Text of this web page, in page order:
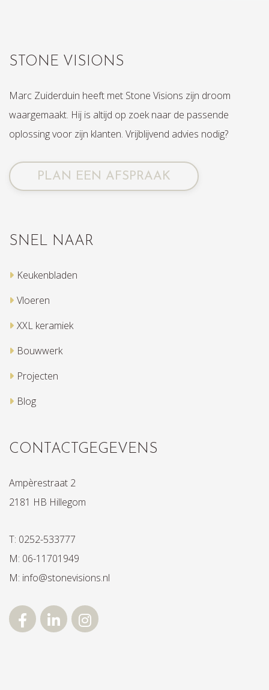
STONE VISIONS
Marc Zuiderduin heeft met Stone Visions zijn droom
waargemaakt. Hij is altijd op zoek naar de passende
oplossing voor zijn klanten. Vrijblijvend advies nodig?
PLAN EEN AFSPRAAK
SNEL NAAR
Keukenbladen
Vloeren
XXL keramiek
Bouwwerk
Projecten
Blog
CONTACTGEGEVENS
Ampèrestraat 2
2181 HB Hillegom
T: 0252-533777
M: 06-11701949
M: info@stonevisions.nl